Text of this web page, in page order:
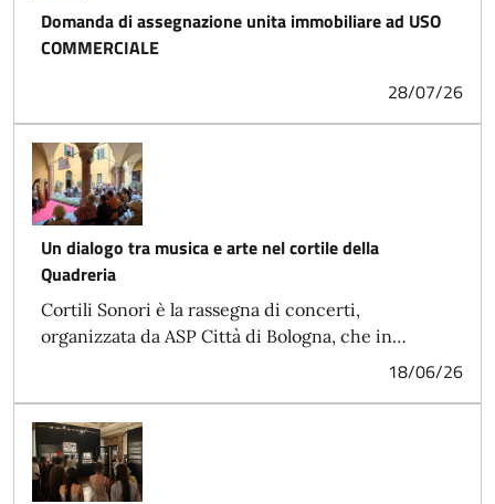
Domanda di assegnazione unita immobiliare ad USO
COMMERCIALE
28/07/26
Un dialogo tra musica e arte nel cortile della
Quadreria
Cortili Sonori è la rassegna di concerti,
organizzata da ASP Città di Bologna, che in…
18/06/26